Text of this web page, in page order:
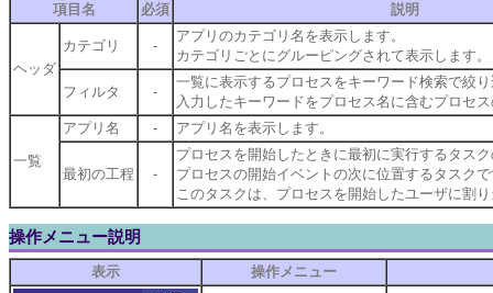
項目名 必須 説明
ヘッダ
カテゴリ -
アプリのカテゴリ名を表示します。
カテゴリごとにグルーピングされて表示します。
フィルタ -
一覧に表示するプロセスをキーワード検索で絞
入力したキーワードをプロセス名に含むプロセ
一覧
アプリ名 - アプリ名を表示します。
最初の工程 -
プロセスを開始したときに最初に実行するタス
プロセスの開始イベントの次に位置するタスク
このタスクは、プロセスを開始したユーザに割
操作メニュー説明
表示 操作メニュー